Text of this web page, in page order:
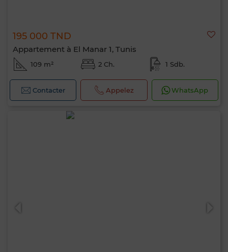
195 000 TND
Appartement à El Manar 1, Tunis
109 m² 2 Ch. 1 Sdb.
Contacter Appelez WhatsApp